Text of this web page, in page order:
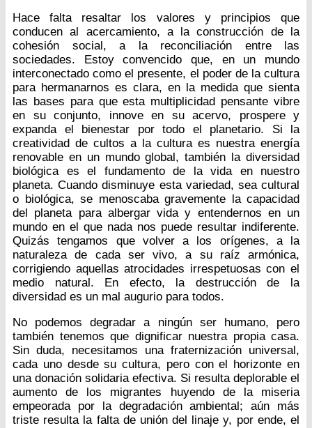
Hace falta resaltar los valores y principios que
conducen al acercamiento, a la construcción de la
cohesión social, a la reconciliación entre las
sociedades. Estoy convencido que, en un mundo
interconectado como el presente, el poder de la cultura
para hermanarnos es clara, en la medida que sienta
las bases para que esta multiplicidad pensante vibre
en su conjunto, innove en su acervo, prospere y
expanda el bienestar por todo el planetario. Si la
creatividad de cultos a la cultura es nuestra energía
renovable en un mundo global, también la diversidad
biológica es el fundamento de la vida en nuestro
planeta. Cuando disminuye esta variedad, sea cultural
o biológica, se menoscaba gravemente la capacidad
del planeta para albergar vida y entendernos en un
mundo en el que nada nos puede resultar indiferente.
Quizás tengamos que volver a los orígenes, a la
naturaleza de cada ser vivo, a su raíz armónica,
corrigiendo aquellas atrocidades irrespetuosas con el
medio natural. En efecto, la destrucción de la
diversidad es un mal augurio para todos.
No podemos degradar a ningún ser humano, pero
también tenemos que dignificar nuestra propia casa.
Sin duda, necesitamos una fraternización universal,
cada uno desde su cultura, pero con el horizonte en
una donación solidaria efectiva. Si resulta deplorable el
aumento de los migrantes huyendo de la miseria
empeorada por la degradación ambiental; aún más
triste resulta la falta de unión del linaje y, por ende, el